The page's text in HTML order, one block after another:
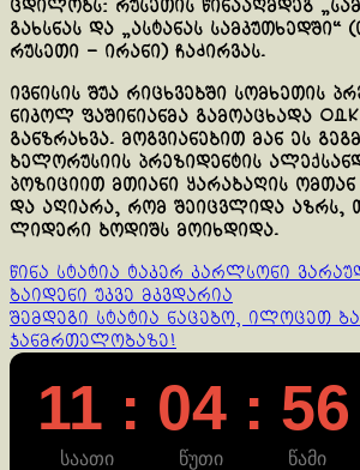
ცდილობს: რუსეთის წინააღმდეგ
გახსნას და „ასტანას სამკუთხედში“
რუსეთი – ირანი) ჩაძირვას.
ივნისის შუა რიცხვებში სომხეთის
ნიკოლ ფაშინიანმა გამოაცხადა
განზრახვა. მოგვიანებით მან ეს
ბელორუსიის პრეზიდენტის
პოზიციით მთიანი ყარაბაღის
და აღიარა, რომ შეიცვლიდა აზრს,
ლიდერი ბოდიშს მოიხდიდა.
Continue
Reading
წინა სტატია ტაკერ კარლსონი
ბაიდენი უკვე მკვდარია
შემდეგი სტატია ნაცებო, ილოცეთ
ჯანმრთელობაზე!
11 : 04 : 57
საათი წუთი წამი